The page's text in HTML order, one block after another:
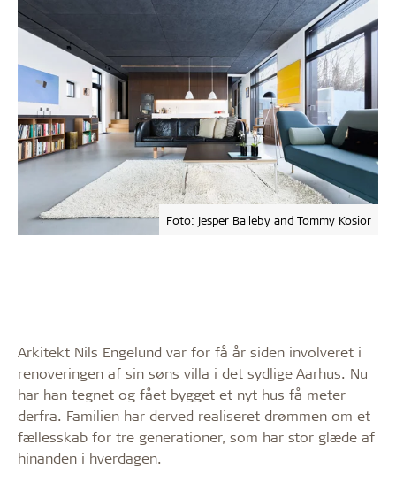
Foto: Jesper Balleby and Tommy Kosior
Arkitekt Nils Engelund var for få år siden involveret i
renoveringen af sin søns villa i det sydlige Aarhus. Nu
har han tegnet og fået bygget et nyt hus få meter
derfra. Familien har derved realiseret drømmen om et
fællesskab for tre generationer, som har stor glæde af
hinanden i hverdagen.